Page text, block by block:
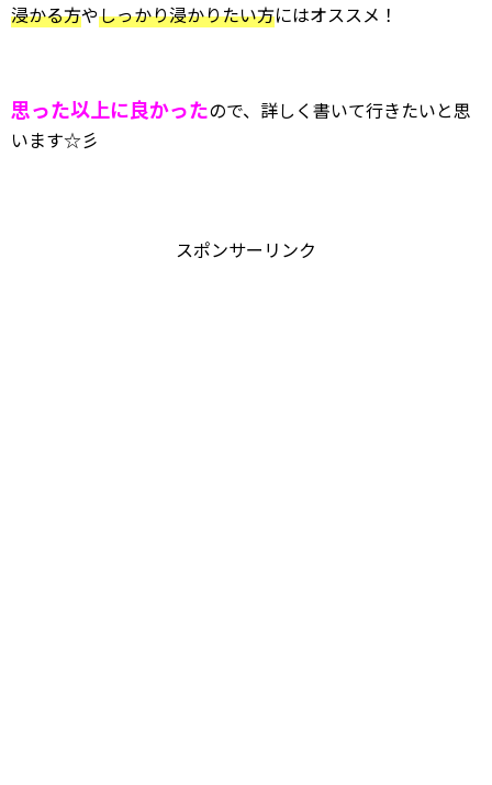
浸かる方やしっかり浸かりたい方にはオススメ！
思った以上に良かったので、詳しく書いて行きたいと思
います☆彡
スポンサーリンク